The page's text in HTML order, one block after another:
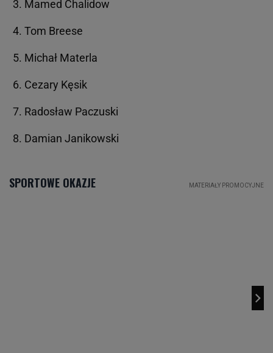
Mamed Chalidow
Tom Breese
Michał Materla
Cezary Kęsik
Radosław Paczuski
Damian Janikowski